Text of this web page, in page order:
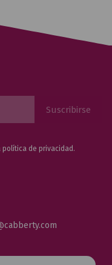
política de privacidad.